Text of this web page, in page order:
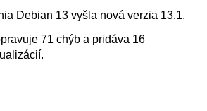
Debian 13 vyšla nová verzia 13.1.
71 chýb a pridáva 16